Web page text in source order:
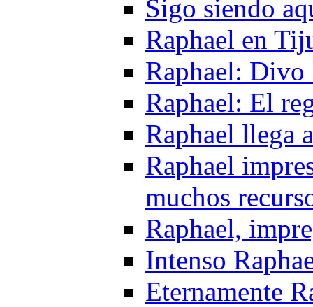
Sigo siendo
Raphael en
Raphael: Divo
Raphael: El
Raphael llega
Raphael
muchos
Raphael,
Intenso
Eternamente